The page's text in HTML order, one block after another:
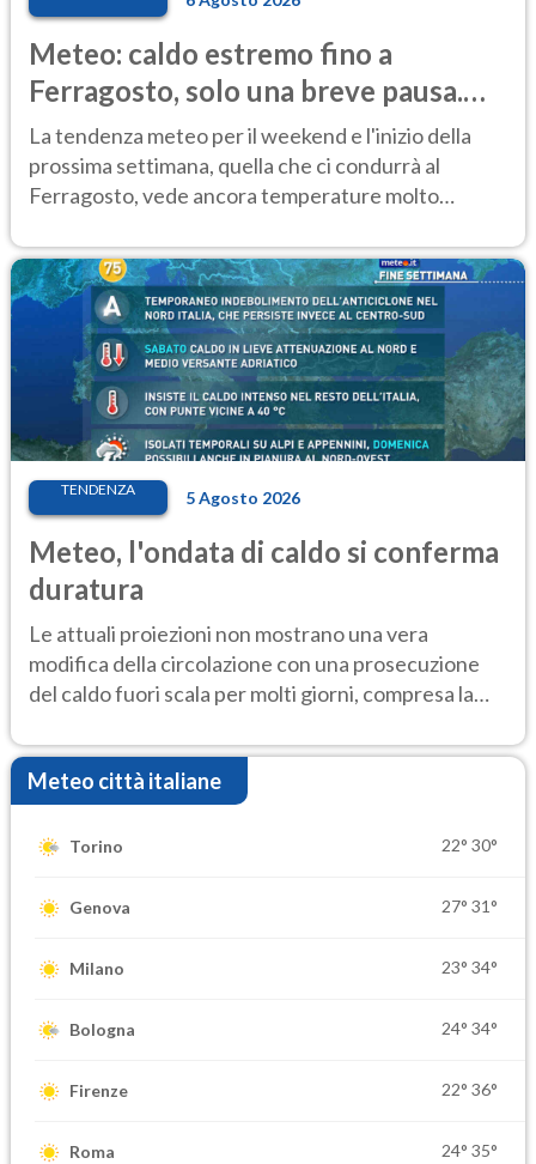
Meteo: caldo estremo fino a
Ferragosto, solo una breve pausa.
Ecco dove
La tendenza meteo per il weekend e l'inizio della
prossima settimana, quella che ci condurrà al
Ferragosto, vede ancora temperature molto
TENDENZA 5 Agosto 2026
Meteo, l'ondata di caldo si conferma
duratura
Le attuali proiezioni non mostrano una vera
modifica della circolazione con una prosecuzione
del caldo fuori scala per molti giorni, compresa la
Meteo città italiane
Torino 22° 30°
Genova 27° 31°
Milano 23° 34°
Bologna 24° 34°
Firenze 22° 36°
Roma 24° 35°